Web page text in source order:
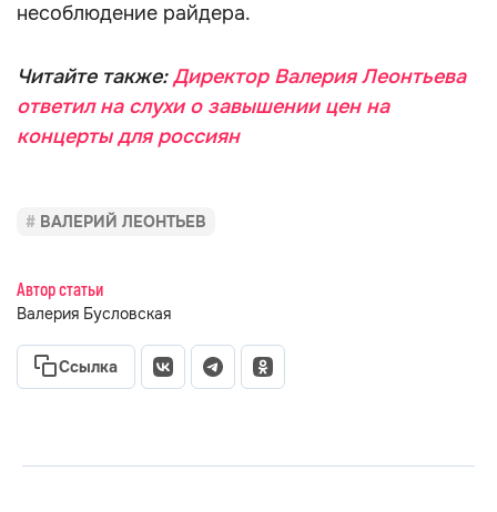
несоблюдение райдера.
Читайте также:Директор Валерия Леонтьева
ответил на слухи о завышении цен на
концерты для россиян
ВАЛЕРИЙ ЛЕОНТЬЕВ
Автор статьи
Валерия Бусловская
Ссылка